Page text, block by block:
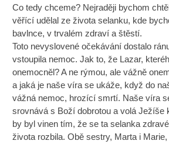
Co tedy chceme? Nejraději bychom
věřící udělal ze života selanku, kde
bavlnce, v trvalém zdraví a štěstí.
Toto nevyslovené očekávání dostalo
vstoupila nemoc. Jak to, že Lazar,
onemocněl? A ne rýmou, ale vážně
a jaká je naše víra se ukáže, když do
vážná nemoc, hrozící smrtí. Naše víra
srovnává s Boží dobrotou a volá Ježíše
by byl vinen tím, že se ta selanka
života rozbila. Obě sestry, Marta i